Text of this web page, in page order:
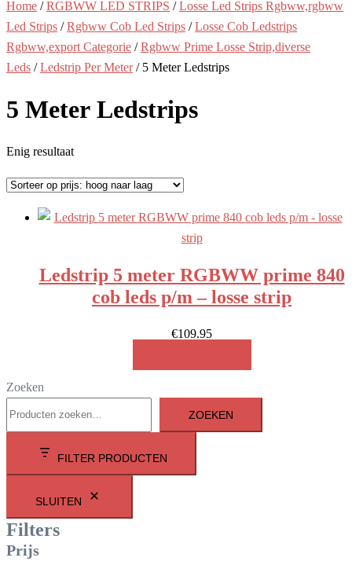
Home /RGBWW LED STRIPS /Losse Led Strips Rgbww,rgbww
Led Strips /Rgbww Cob Led Strips /Losse Cob Ledstrips
Rgbww,export Categorie /Rgbww Prime Losse Strip,diverse
Leds /Ledstrip Per Meter/ 5 Meter Ledstrips
5 Meter Ledstrips
Enig resultaat
Ledstrip 5 meter RGBWW prime 840
cob leds p/m – losse strip
€109.95
Zoeken
ZOEKEN
FILTER PRODUCTEN
SLUITEN
Filters
Prijs